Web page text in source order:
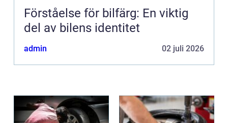
Förståelse för bilfärg: En viktig
del av bilens identitet
admin 02 juli 2026